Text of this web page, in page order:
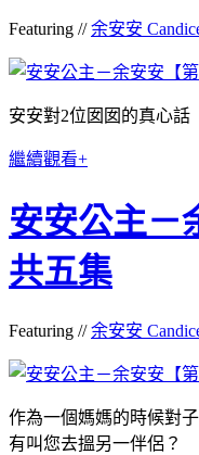
Featuring //余安安
安安對2位囡囡的真心話
繼續觀看+
安安公主－
共五集
Featuring //余安安
作為一個媽媽的時候對
有叫您去搵另一伴侶？